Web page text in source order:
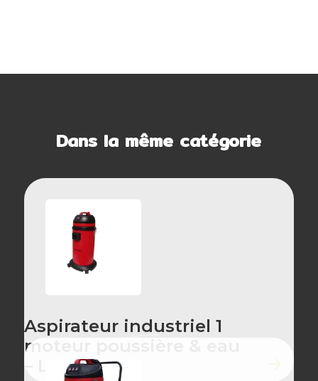
Dans la même catégorie
Aspirateur industriel 1
moteur poussière & eau
– LSU135P